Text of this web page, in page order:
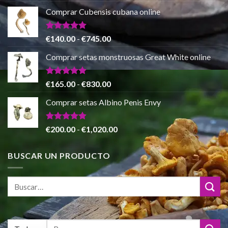
de 5
precio
original
era:
€80.00.
precio
actual
€55.00.
Comprar Cubensis cubana online
Valorado
con
5.00
de 5
€140.00-€745.00Rango
de
precios:
desde
€140.00
hasta
€745.00
Comprar setas monstruosas Great White online
Valorado
de 5
€165.00 - €830.00Rango
precios:
€165.00
€830.00
Comprar setas Albino Penis Envy
Valorado
€200.00 - €1,020.00Rango
precios:
desde
€200.00
BUSCAR UN PRODUCTO
Buscar